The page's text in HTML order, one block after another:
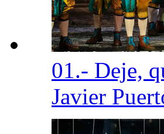
01.- Deje,
Javier